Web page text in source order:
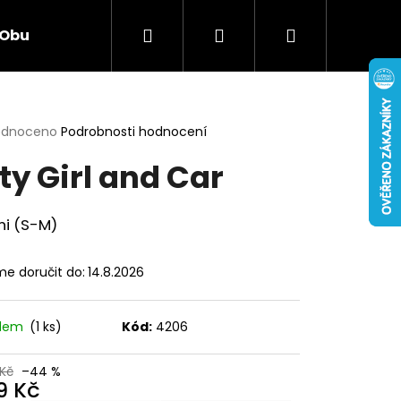
Obuv Smíšené zboží
Hledat PřihlášeníNákupní
Podrobnosti hodnocení
Girl and Car
(S-M)
doručit do: 14.8.2026
(1 ks) Kód: 4206
–44 %
Kč
Následující